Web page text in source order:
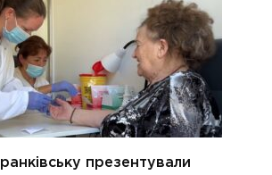
презентували